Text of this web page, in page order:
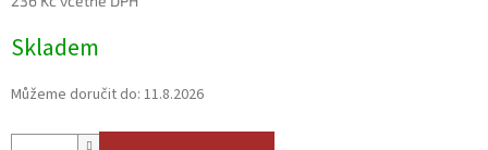
cena:
Skladem
Můžeme doručit do: 11.8.2026